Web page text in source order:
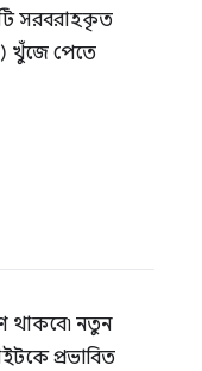
সরবরাহকৃত
খুঁজে পেতে
থাকবে৷ নতুন
প্রভাবিত